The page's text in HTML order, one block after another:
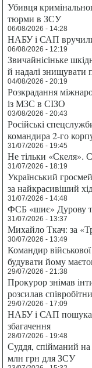
Убивця
тюрми в ЗСУ
06/08/2026 - 14:28
НАБУ і САП
06/08/2026 - 12:19
Звичайнісіньке
й надалі знищувати
04/08/2026 - 20:19
Розкрадання
із МЗС в СІЗО
03/08/2026 - 20:43
Російські
командира 2-го
31/07/2026 - 19:45
Не тільки «Скеля».
31/07/2026 - 18:19
Український
за найкрасивіший
31/07/2026 - 14:48
ФСБ «шиє» Дурову
31/07/2026 - 13:37
Михайло Ткач: за
30/07/2026 - 13:49
Командир
будувати йому
29/07/2026 - 21:38
Прокурор знімав
розсилав
29/07/2026 - 17:09
НАБУ і САП
збагачення
28/07/2026 - 19:48
Суддя, спійманий
млн грн для ЗСУ